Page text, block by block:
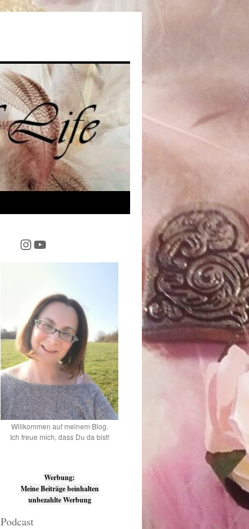
Instagram YouTube
Willkommen auf meinem Blog.
Ich freue mich, dass Du da bist!
Werbung:
Meine Beiträge beinhalten
unbezahlte Werbung
Podcast